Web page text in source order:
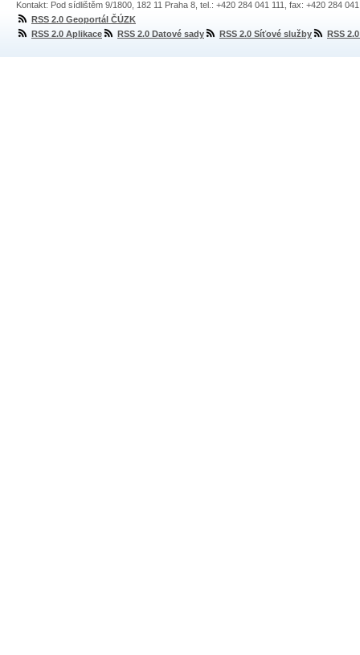
Kontakt: Pod sídlištěm 9/1800, 182 11 Praha 8, tel.: +420 284 041 111, fax: +420 284
RSS 2.0 Geoportál ČÚZK
RSS 2.0 Aplikace
RSS 2.0 Datové sady RSS 2.0 Síťové služby RSS